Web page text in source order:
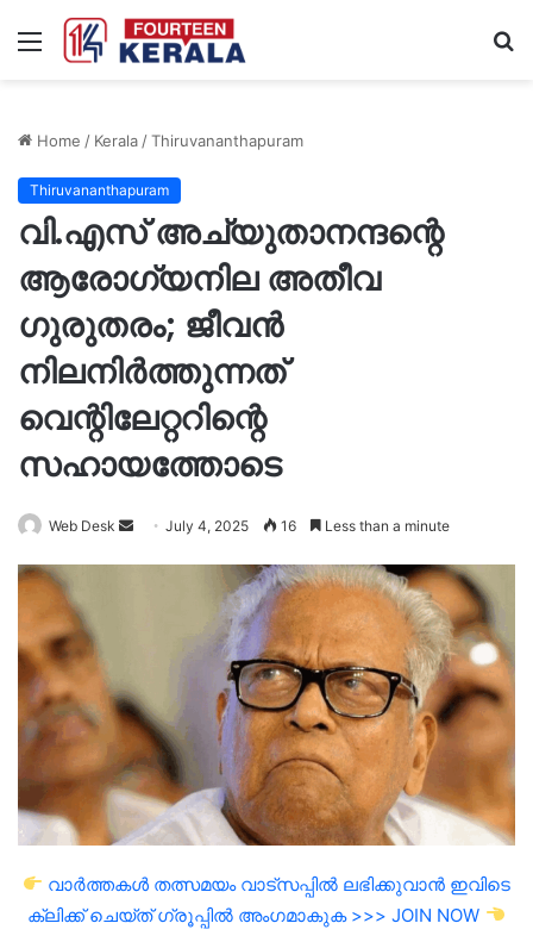
Menu
Home / Kerala/Thiruvananthapuram
Thiruvananthapuram
വി.എസ് അച്യുതാനന്ദന്റെ
ആരോഗ്യനില അതീവ
ഗുരുതരം; ജീവൻ
നിലനിർത്തുന്നത്
വെന്റിലേറ്ററിന്റെ
സഹായത്തോടെ
Web Desk
SendJuly 4, 2025 16 Less than a minute
വാർത്തകൾ തത്സമയം വാട്സപ്പിൽ ലഭിക്കുവാൻ ഇവിടെ
ക്ലിക്ക് ചെയ്ത് ഗ്രൂപ്പിൽ അംഗമാകുക >>> JOIN NOW